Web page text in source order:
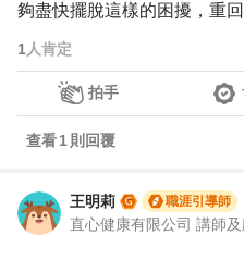
夠盡快擺脫這樣的困擾，重回
1 人肯定
拍手
查看1 則回覆
王明莉 職涯引導師